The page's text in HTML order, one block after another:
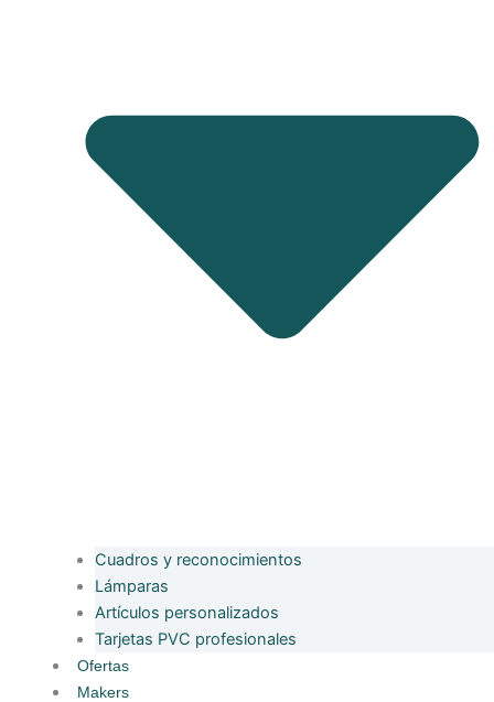
Cuadros y reconocimientos
Lámparas
Artículos personalizados
Tarjetas PVC profesionales
Ofertas
Makers